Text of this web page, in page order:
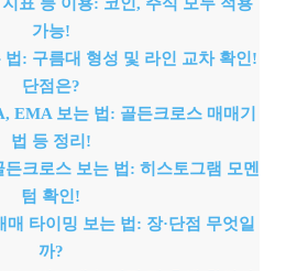
가능!
: 구름대 형성 및 라인 교차 확인!
단점은?
EMA 보는 법: 골든크로스 매매기
법 등 정리!
크로스 보는 법: 히스토그램 모멘
텀 확인!
타이밍 보는 법: 장·단점 무엇일
까?